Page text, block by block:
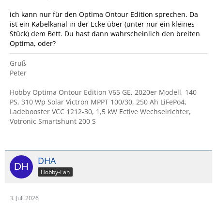
ich kann nur für den Optima Ontour Edition sprechen. Da
ist ein Kabelkanal in der Ecke über (unter nur ein kleines
Stück) dem Bett. Du hast dann wahrscheinlich den breiten
Optima, oder?
Gruß
Peter
Hobby Optima Ontour Edition V65 GE, 2020er Modell, 140
PS, 310 Wp Solar Victron MPPT 100/30, 250 Ah LiFePo4,
Ladebooster VCC 1212-30, 1,5 kW Ective Wechselrichter,
Votronic Smartshunt 200 S
DHA
Hobby-Fan
3. Juli 2026